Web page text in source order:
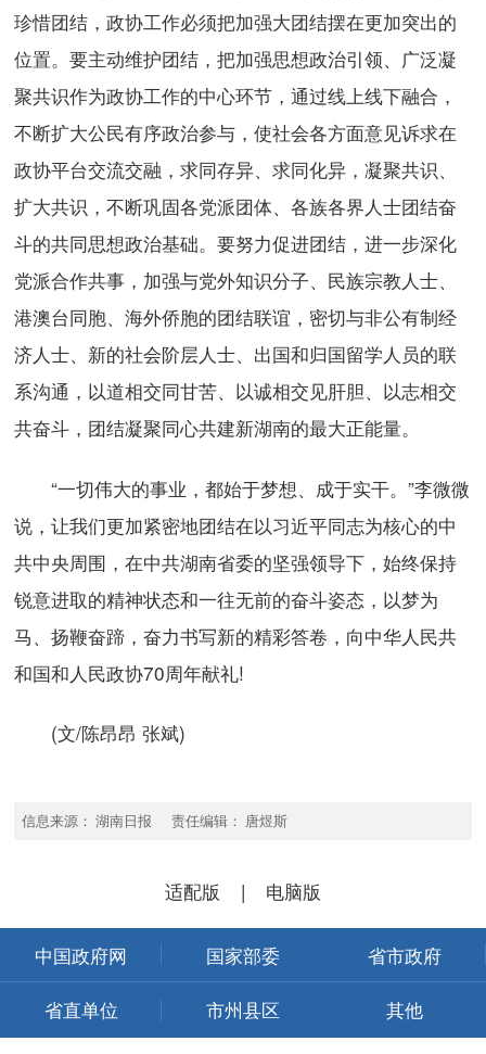
珍惜团结，政协工作必须把加强大团结摆在更加突出的
位置。要主动维护团结，把加强思想政治引领、广泛凝
聚共识作为政协工作的中心环节，通过线上线下融合，
不断扩大公民有序政治参与，使社会各方面意见诉求在
政协平台交流交融，求同存异、求同化异，凝聚共识、
扩大共识，不断巩固各党派团体、各族各界人士团结奋
斗的共同思想政治基础。要努力促进团结，进一步深化
党派合作共事，加强与党外知识分子、民族宗教人士、
港澳台同胞、海外侨胞的团结联谊，密切与非公有制经
济人士、新的社会阶层人士、出国和归国留学人员的联
系沟通，以道相交同甘苦、以诚相交见肝胆、以志相交
共奋斗，团结凝聚同心共建新湖南的最大正能量。
“一切伟大的事业，都始于梦想、成于实干。”李微微
说，让我们更加紧密地团结在以习近平同志为核心的中
共中央周围，在中共湖南省委的坚强领导下，始终保持
锐意进取的精神状态和一往无前的奋斗姿态，以梦为
马、扬鞭奋蹄，奋力书写新的精彩答卷，向中华人民共
和国和人民政协70周年献礼!
(文/陈昂昂 张斌)
信息来源： 湖南日报 责任编辑： 唐煜斯
适配版 | 电脑版
中国政府网 国家部委 省市政府
省直单位 市州县区 其他